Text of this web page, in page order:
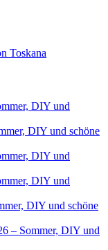
Toskana
DIY und
DIY und schöne
DIY und
DIY und
DIY und schöne
– Sommer, DIY und